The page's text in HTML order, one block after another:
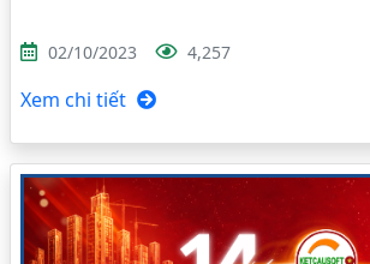
02/10/2023 4,257
Xem chi tiết